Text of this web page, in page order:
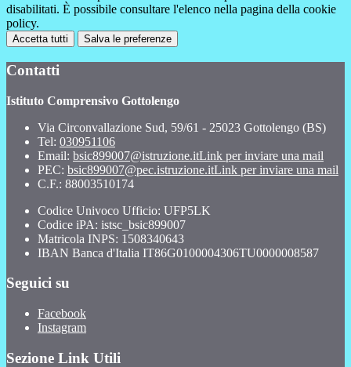
disabilitati. È possibile consultare l'elenco nella pagina della cookie
policy.
Accetta tutti Salva le preferenze
Contatti
Istituto Comprensivo Gottolengo
Via Circonvallazione Sud, 59/61 - 25023 Gottolengo (BS)
Tel: 030951106
Email: bsic899007@istruzione.itLink per inviare una mail
PEC: bsic899007@pec.istruzione.itLink per inviare una mail
C.F.: 88003510174
Codice Univoco Ufficio: UFP5LK
Codice iPA: istsc_bsic899007
Matricola INPS: 1508340643
IBAN Banca d'Italia IT86G0100004306TU0000008587
Seguici su
Facebook
Instagram
Sezione Link Utili